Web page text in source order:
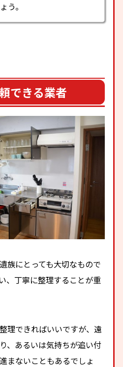
う。
できる業者
族にとっても大切なもので
、丁寧に整理することが重
理できればいいですが、遠
、あるいは気持ちが追い付
まないこともあるでしょ